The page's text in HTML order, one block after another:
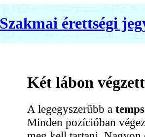
Szakmai érettségi
Két lábon
A legegyszerűbb a
Minden pozícióban